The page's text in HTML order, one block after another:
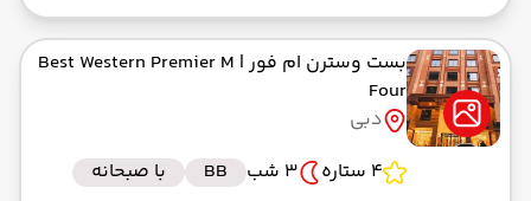
بست وسترن ام فور | Best Western Premier M
Four
دبی
4 ستاره
3 شب BB با صبحانه